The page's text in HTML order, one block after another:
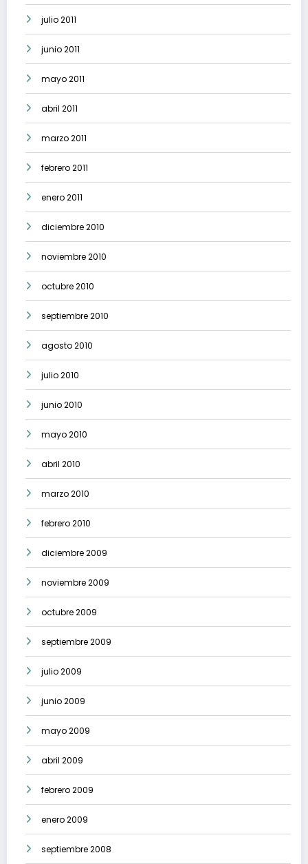
julio 2011
junio 2011
mayo 2011
abril 2011
marzo 2011
febrero 2011
enero 2011
diciembre 2010
noviembre 2010
octubre 2010
septiembre 2010
agosto 2010
julio 2010
junio 2010
mayo 2010
abril 2010
marzo 2010
febrero 2010
diciembre 2009
noviembre 2009
octubre 2009
septiembre 2009
julio 2009
junio 2009
mayo 2009
abril 2009
febrero 2009
enero 2009
septiembre 2008